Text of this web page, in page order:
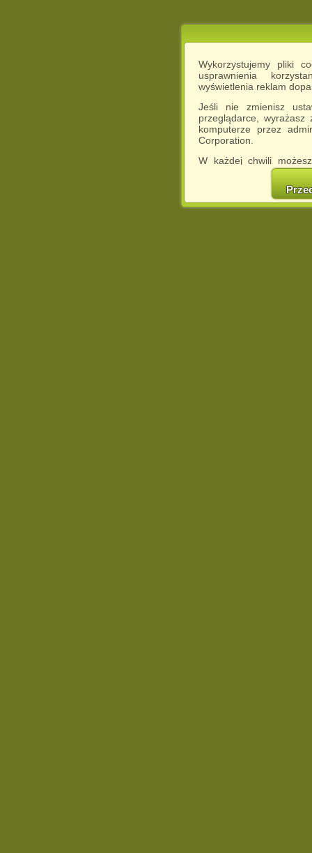
Wykorzystujemy pliki
usprawnienia
wyświetlenia reklam
Jeśli nie zmienisz
przeglądarce,
komputerze przez
Corporation.
W każdej chwili
cookies w swojej
w naszej
http://chomikuj.pl/